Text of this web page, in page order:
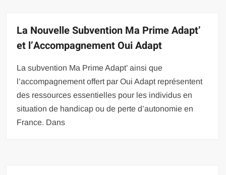
La Nouvelle Subvention Ma Prime Adapt’
et l’Accompagnement Oui Adapt
La subvention Ma Prime Adapt’ ainsi que
l’accompagnement offert par Oui Adapt représentent
des ressources essentielles pour les individus en
situation de handicap ou de perte d’autonomie en
France. Dans